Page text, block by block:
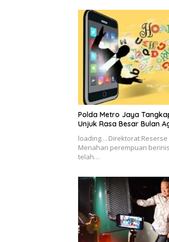
Polda Metro Jaya
Unjuk Rasa Besar Bulan
loading… Direktorat Reserse
Menahan perempuan
telah…